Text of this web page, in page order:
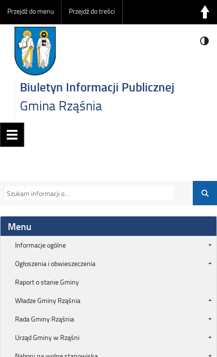
Przejdź do menu Przejdź do treści
Biuletyn Informacji Publicznej
Gmina Rząśnia
Menu
Informacje ogólne
Ogłoszenia i obwieszeczenia
Raport o stanie Gminy
Władze Gminy Rząśnia
Rada Gminy Rząśnia
Urząd Gminy w Rząśni